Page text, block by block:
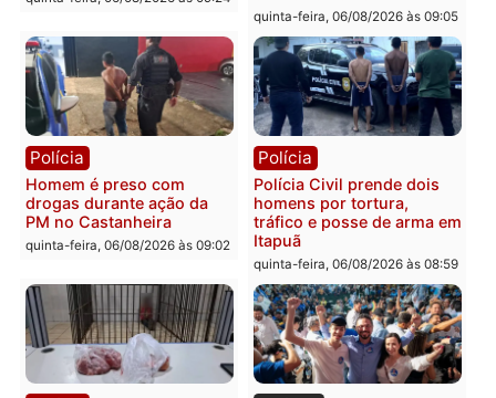
quinta-feira, 06/08/2026 às 09:28 quinta-feira, 06/08/2026 às
Polícia
Homem é esfaqueado no
tórax durante briga com
vizinho no bairro Ulysses
quinta-feira, 06/08/2026 às 09:24
Polícia
Três suspeitos ligados a
facção criminosa são
presos por receptação e
adulteração de veículos
em Porto Velho
quinta-feira, 06/08/2026 às